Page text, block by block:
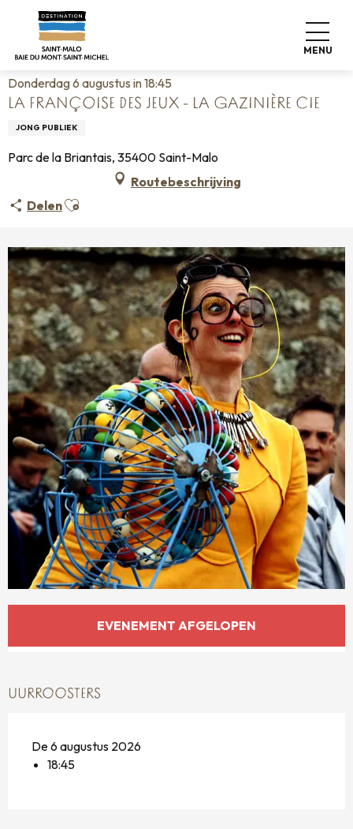
contenu
MENU
Home Wonen zoals thuis
La Françoise des jeux - La gazinière cie
Donderdag 6 augustus in 18:45
LA FRANÇOISE DES JEUX - LA GAZINIÈRE CIE
JONG PUBLIEK
Parc de la Briantais, 35400 Saint-Malo
Routebeschrijving
DelenAjouter aux favoris
OPENINGSTIJDEN EN CONTACTGEGEVENS
EVENEMENT AFGELOPEN
UURROOSTERS
De 6 augustus 2026
18:45